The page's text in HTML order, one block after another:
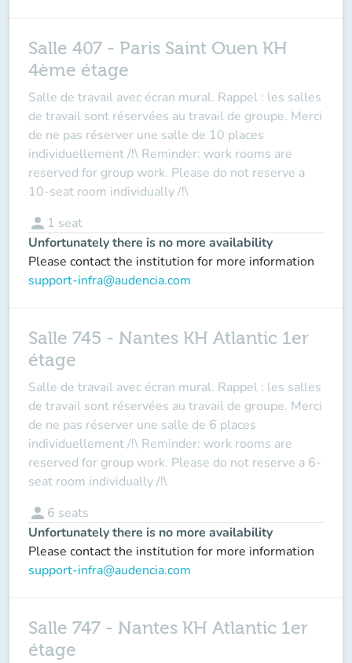
Salle 407 - Paris Saint Ouen KH
4ème étage
Salle de travail avec écran mural. Rappel : les salles
de travail sont réservées au travail de groupe. Merci
de ne pas réserver une salle de 10 places
individuellement /!\ Reminder: work rooms are
reserved for group work. Please do not reserve a
10-seat room individually /!\
person 1 seat
Unfortunately there is no more availability
Please contact the institution for more information
support-infra@audencia.com
Salle 745 - Nantes KH Atlantic 1er
étage
Salle de travail avec écran mural. Rappel : les salles
de travail sont réservées au travail de groupe. Merci
de ne pas réserver une salle de 6 places
individuellement /!\ Reminder: work rooms are
reserved for group work. Please do not reserve a 6-
seat room individually /!\
person 6 seats
Unfortunately there is no more availability
Please contact the institution for more information
support-infra@audencia.com
Salle 747 - Nantes KH Atlantic 1er
étage